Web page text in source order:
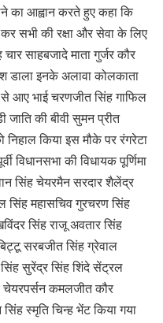
का आह्वान करते हुए कहा कि
सभी की रक्षा और सेवा के लिए
साहबजादे माता गुर्जर कौर
डाला इनके अलावा कोलकाता
आए भाई चरणजीत सिंह गाफिल
की बीवी सुमन प्रीत
किया इस मौके पर रंगरेटा
विधानसभा की विधायक पूर्णिमा
सिंह चेयरमैन सरदार शैलेंद्र
सिंह महासचिव गुरचरण सिंह
सिंह राजू अवतार सिंह
सरबजीत सिंह ग्रेवाल
सुरेंद्र सिंह शिंदे सेंट्रल
चेयरपर्सन कमलजीत कौर
स्मृति चिन्ह भेंट किया गया